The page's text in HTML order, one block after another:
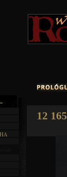
12 165